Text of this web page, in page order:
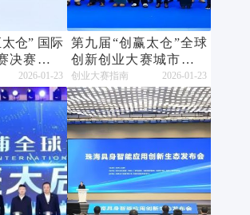
仓” 国际
决赛圆满
2026-01-23
第九届“创赢太仓”全球
创新创业大赛城市赛成
都站成功举办
创业大赛指南 2026-01-23